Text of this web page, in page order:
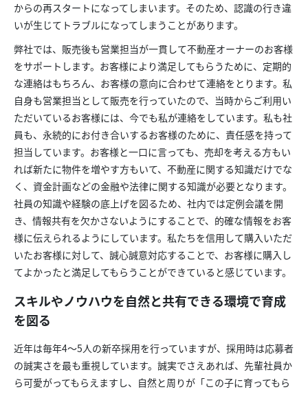
からの再スタートになってしまいます。そのため、認識の行き違
いが生じてトラブルになってしまうことがあります。
弊社では、販売後も営業担当が一貫して不動産オーナーのお客様
をサポートします。お客様により満足してもらうために、定期的
な連絡はもちろん、お客様の意向に合わせて連絡をとります。私
自身も営業担当として販売を行っていたので、当時からご利用い
ただいているお客様には、今でも私が連絡をしています。私も社
員も、永続的にお付き合いするお客様のために、責任感を持って
担当しています。お客様と一口に言っても、売却を考える方もい
れば新たに物件を増やす方もいて、不動産に関する知識だけでな
く、資金計画などの金融や法律に関する知識が必要となります。
社員の知識や経験の底上げを図るため、社内では定例会議を開
き、情報共有を欠かさないようにすることで、的確な情報をお客
様に伝えられるようにしています。私たちを信用して購入いただ
いたお客様に対して、誠心誠意対応することで、お客様に購入し
てよかったと満足してもらうことができていると感じています。
スキルやノウハウを自然と共有できる環境で育成
を図る
近年は毎年4～5人の新卒採用を行っていますが、採用時は応募者
の誠実さを最も重視しています。誠実でさえあれば、先輩社員か
ら可愛がってもらえますし、自然と周りが「この子に育ってもら